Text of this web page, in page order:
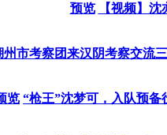
预览 【视频】沈
州市考察团来汉阴考察交流
览 “枪王”沈梦可，入队预备